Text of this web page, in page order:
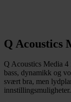
Q Acoustics
Q Acoustics Media 4
bass, dynamikk og
svært bra, men
innstillingsmuligheter.